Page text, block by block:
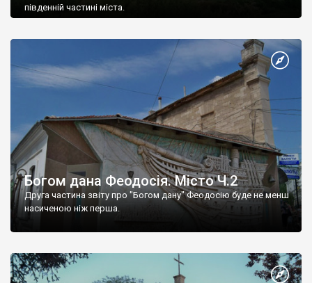
південній частині міста.
Богом дана Феодосія. Місто Ч.2
Друга частина звіту про "Богом дану" Феодосію буде не менш
насиченою ніж перша.